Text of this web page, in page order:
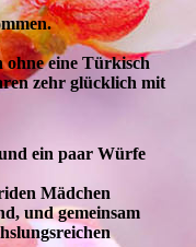
ohne eine Türkisch
zehr glücklich mit
ein paar Würfe
Mädchen
und gemeinsam